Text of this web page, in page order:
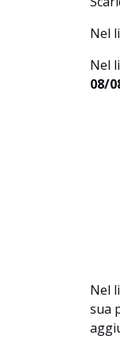
Nel
Nel
08/
Nel
sua